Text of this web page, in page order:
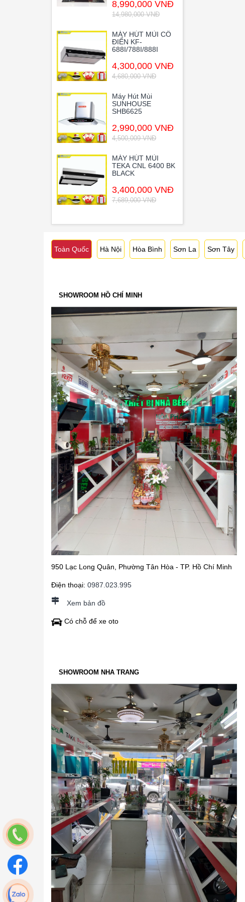
8,990,000 VNĐ
14,980,000 VNĐ
MÁY HÚT MÙI CỔ
ĐIỂN KF-
688I/788I/888I
4,300,000 VNĐ
4,680,000 VNĐ
Máy Hút Mùi
SUNHOUSE
SHB6625
2,990,000 VNĐ
4,500,009 VNĐ
MÁY HÚT MÙI
TEKA CNL 6400 BK
BLACK
3,400,000 VNĐ
7,689,000 VNĐ
Toàn Quốc Hà Nội Hòa Bình Sơn La Sơn Tây
SHOWROOM HỒ CHÍ MINH
950 Lạc Long Quân, Phường Tân Hòa - TP. Hồ Chí Minh
Điện thoại: 0987.023.995
Xem bản đồ
Có chỗ để xe oto
SHOWROOM NHA TRANG
Vũ Khắc Thịnh vừa đặt hàng